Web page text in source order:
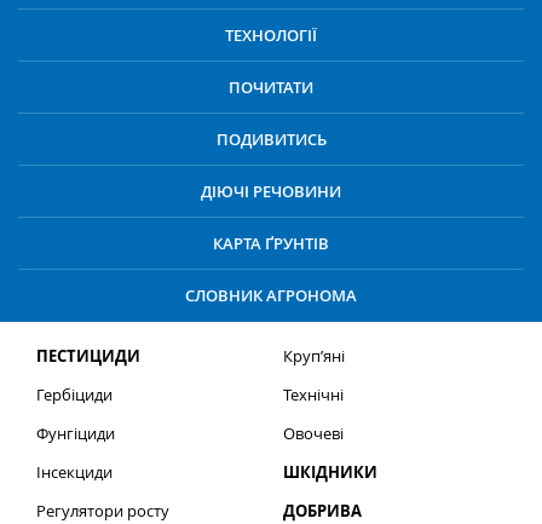
ТЕХНОЛОГІЇ
ПОЧИТАТИ
ПОДИВИТИСЬ
ДІЮЧІ РЕЧОВИНИ
КАРТА ҐРУНТІВ
СЛОВНИК АГРОНОМА
ПЕСТИЦИДИ
Гербіциди
Фунгіциди
Інсекциди
Регулятори росту
Круп’яні
Технічні
Овочеві
ШКІДНИКИ
ДОБРИВА